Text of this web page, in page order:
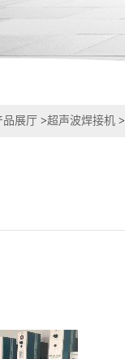
品展厅 >超声波焊接机 >